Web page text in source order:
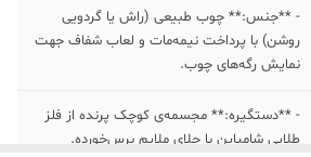
- **جنس:** چوب طبیعی (راش یا گردویی
روشن) با پرداخت نیمه‌مات و لعاب شفاف جهت
نمایش رگه‌های چوب.
- **دستگیره:** مجسمه‌ی کوچک پرنده از فلز
طلایی شامپاین با جلای ملایم برس‌خورده.